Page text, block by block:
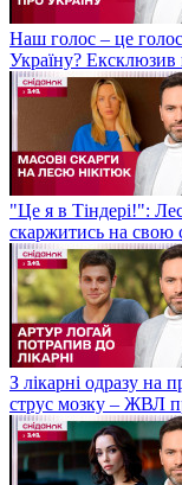
Наш голос – це
Україну?
"Це я в Тіндері!":
скаржитись на свою
З лікарні одразу на
струс мозку – ЖВЛ